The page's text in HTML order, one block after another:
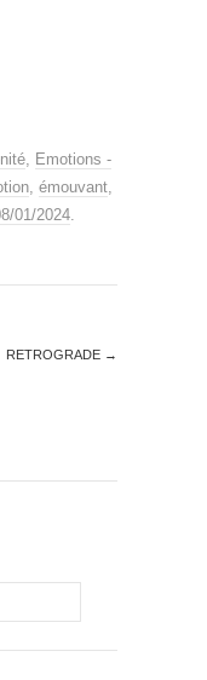
, Emotions -
, émouvant,
01/2024.
RETROGRADE →